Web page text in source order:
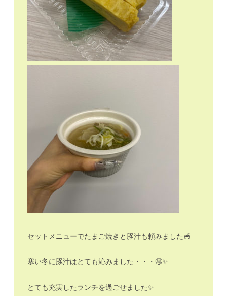
セットメニューでたまご焼きと豚汁も頼みました🥣
寒い冬に豚汁はとても沁みました・・・🤤✨
とても充実したランチを過ごせました✨